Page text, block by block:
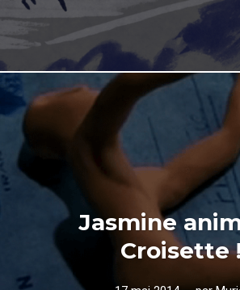
Jasmine
Croisette